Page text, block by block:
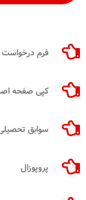
فرم درخواست
کپی صفحه
سوابق
پروپوزال